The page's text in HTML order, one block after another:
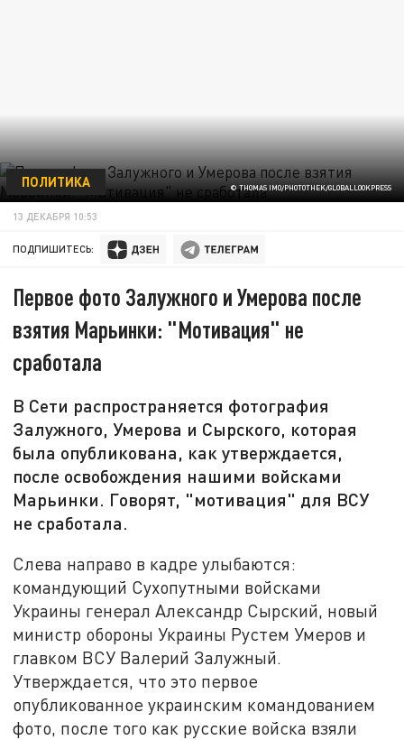
© THOMAS IMO/PHOTOTHEK/GLOBALLOOKPRESS
ПОЛИТИКА
13 ДЕКАБРЯ 10:53
ПОДПИШИТЕСЬ:
Первое фото Залужного и Умерова после
взятия Марьинки: "Мотивация" не
сработала
В Сети распространяется фотография
Залужного, Умерова и Сырского, которая
была опубликована, как утверждается,
после освобождения нашими войсками
Марьинки. Говорят, "мотивация" для ВСУ
не сработала.
Слева направо в кадре улыбаются:
командующий Сухопутными войсками
Украины генерал Александр Сырский, новый
министр обороны Украины Рустем Умеров и
главком ВСУ Валерий Залужный.
Утверждается, что это первое
опубликованное украинским командованием
фото, после того как русские войска взяли